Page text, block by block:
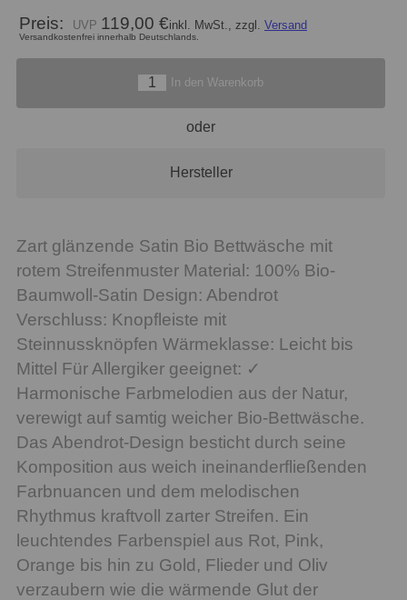
Preis: 119,00 €inkl. MwSt., zzgl. Versand
Versandkostenfrei innerhalb Deutschlands.
In den Warenkorb
oder
Hersteller
Zart glänzende Satin Bio Bettwäsche mit
rotem Streifenmuster Material: 100% Bio-
Baumwoll-Satin Design: Abendrot
Verschluss: Knopfleiste mit
Steinnussknöpfen Wärmeklasse: Leicht bis
Mittel Für Allergiker geeignet: ✓
Harmonische Farbmelodien aus der Natur,
verewigt auf samtig weicher Bio-Bettwäsche.
Das Abendrot-Design besticht durch seine
Komposition aus weich ineinanderfließenden
Farbnuancen und dem melodischen
Rhythmus kraftvoll zarter Streifen. Ein
leuchtendes Farbenspiel aus Rot, Pink,
Orange bis hin zu Gold, Flieder und Oliv
verzaubern wie die wärmende Glut der